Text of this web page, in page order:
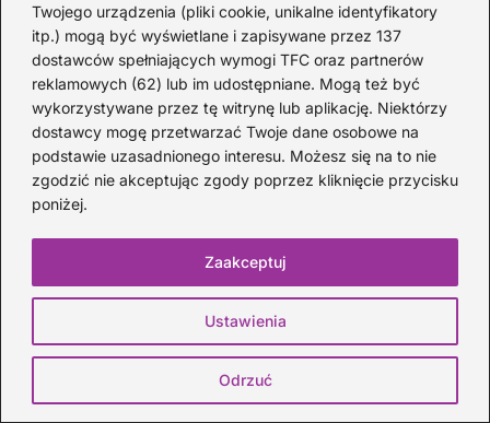
Twojego urządzenia (pliki cookie, unikalne identyfikatory
itp.) mogą być wyświetlane i zapisywane przez 137
dostawców spełniających wymogi TFC oraz partnerów
reklamowych (62) lub im udostępniane. Mogą też być
wykorzystywane przez tę witrynę lub aplikację. Niektórzy
dostawcy mogę przetwarzać Twoje dane osobowe na
podstawie uzasadnionego interesu. Możesz się na to nie
zgodzić nie akceptując zgody poprzez kliknięcie przycisku
poniżej.
Ustawienia
Odrzuć
Zaakceptuj
Akordy do Wielkiej Wody — chwyty
gitarowe z diagramami i wskazówkami
2 DNI TEMU